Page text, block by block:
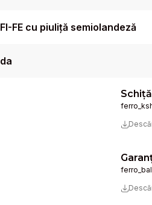
FI-FE cu piuliță semiolandeză
da